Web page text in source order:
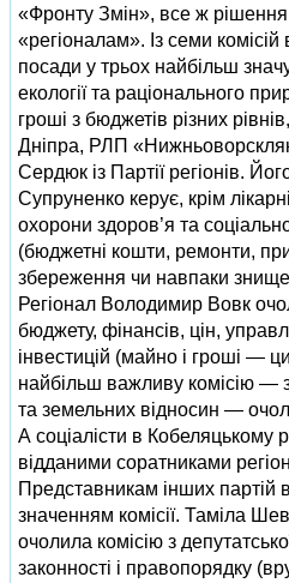
«Фронту Змін», все ж
«регіоналам». Із семи
посади у трьох найбільш
екології та раціонального
гроші з бюджетів різних
Дніпра, РЛП
Сердюк із Партії регіонів.
Супруненко керує, крім
охорони здоров’я та
(бюджетні кошти, ремонти,
збереження чи навпаки
Регіонал Володимир Вовк
бюджету, фінансів, цін,
інвестицій (майно і гроші —
найбільш важливу комісію —
та земельних відносин —
А соціалісти в Кобеляцькому
відданими соратниками
Представникам інших партій
значенням комісії. Таміла
очолила комісію з
законності і правопорядку